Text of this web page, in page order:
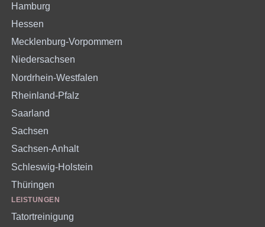
Hamburg
Hessen
Mecklenburg-Vorpommern
Niedersachsen
Nordrhein-Westfalen
Rheinland-Pfalz
Saarland
Sachsen
Sachsen-Anhalt
Schleswig-Holstein
Thüringen
LEISTUNGEN
Tatortreinigung